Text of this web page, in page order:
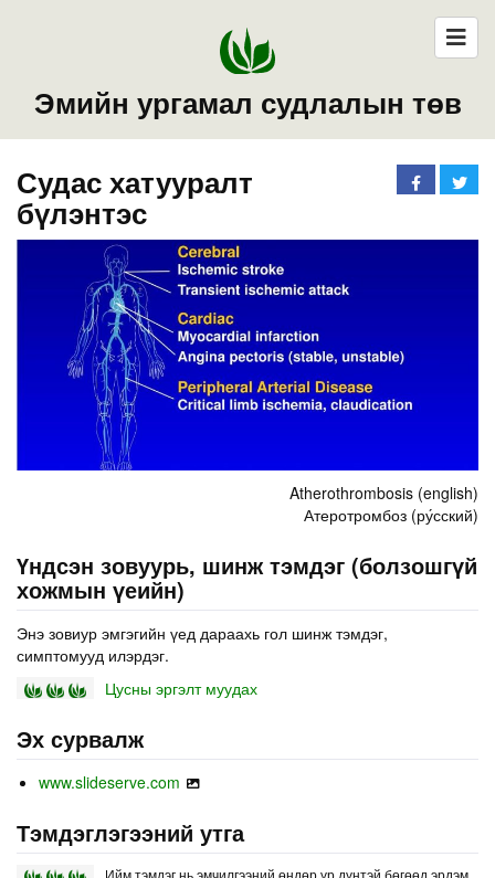
Эмийн ургамал судлалын төв
Судас хатууралт
бүлэнтэс
Atherothrombosis (english)
Атеротромбоз (ру́сский)
Үндсэн зовуурь, шинж тэмдэг (болзошгүй
хожмын үеийн)
Энэ зовиур эмгэгийн үед дараахь гол шинж тэмдэг,
симптомууд илэрдэг.
Цусны эргэлт муудах
Эх сурвалж
www.slideserve.com
Тэмдэглэгээний утга
Ийм тэмдэг нь эмчилгээний өндөр үр дүнтэй бөгөөд эрдэм